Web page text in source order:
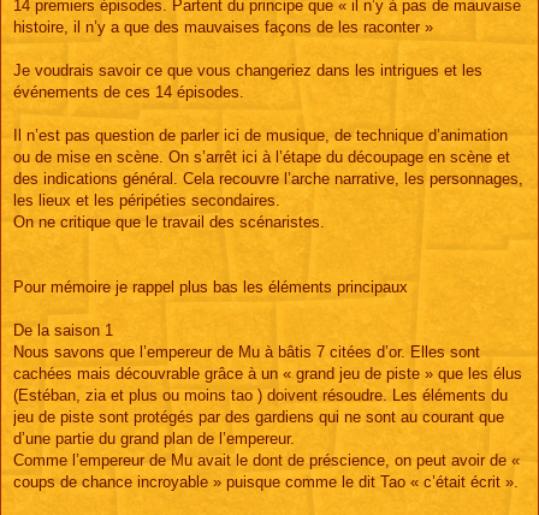
14 premiers épisodes. Partent du principe que « il n’y à pas de mauvaise
histoire, il n’y a que des mauvaises façons de les raconter »
Je voudrais savoir ce que vous changeriez dans les intrigues et les
événements de ces 14 épisodes.
Il n’est pas question de parler ici de musique, de technique d’animation
ou de mise en scène. On s’arrêt ici à l’étape du découpage en scène et
des indications général. Cela recouvre l’arche narrative, les personnages,
les lieux et les péripéties secondaires.
On ne critique que le travail des scénaristes.
Pour mémoire je rappel plus bas les éléments principaux
De la saison 1
Nous savons que l’empereur de Mu à bâtis 7 citées d’or. Elles sont
cachées mais découvrable grâce à un « grand jeu de piste » que les élus
(Estéban, zia et plus ou moins tao ) doivent résoudre. Les éléments du
jeu de piste sont protégés par des gardiens qui ne sont au courant que
d’une partie du grand plan de l’empereur.
Comme l’empereur de Mu avait le dont de préscience, on peut avoir de «
coups de chance incroyable » puisque comme le dit Tao « c’était écrit ».